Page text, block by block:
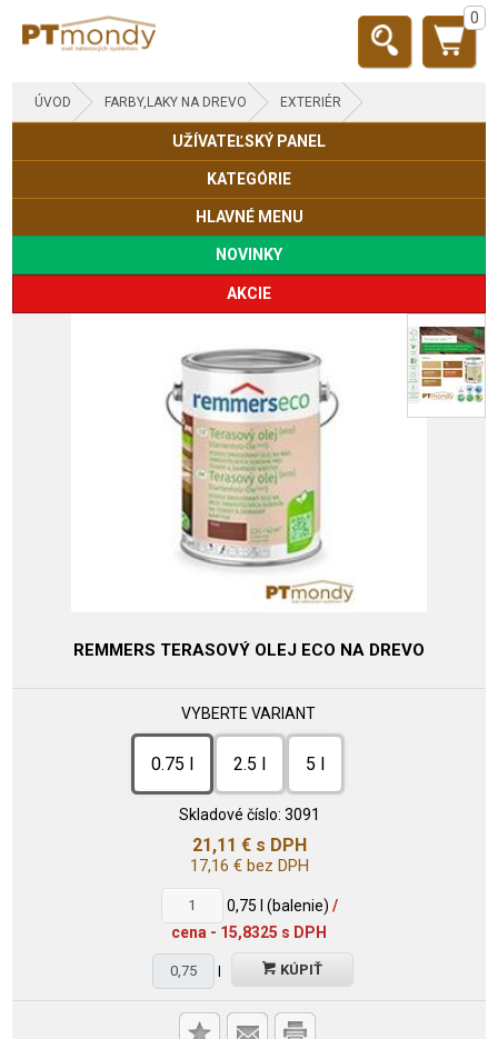
0
ÚVOD FARBY,LAKY NA DREVO EXTERIÉR
DREVENÉ DOMY, ZRUBYUŽÍVATEĽSKÝ PANEL
KATEGÓRIE
HLAVNÉ MENU
NOVINKY
AKCIE
REMMERS TERASOVÝ OLEJ ECO NA DREVO
VYBERTE VARIANT
0.75 l 2.5 l 5 l
Skladové číslo: 3091
21,11 €s DPH
17,16 €bez DPH
0,75 l (balenie) /
cena - 15,8325 s DPH
l KÚPIŤ